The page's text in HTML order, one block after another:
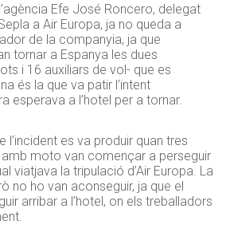
Efe José Roncero, delegat
a Air Europa, ja no queda a
de la companyia, ja que
tornar a Espanya les dues
i 16 auxiliars de vol- que es
és la que va patir l’intent
esperava a l’hotel per a tornar.
l’incident es va produir quan tres
moto van començar a perseguir
viatjava la tripulació d’Air Europa. La
no ho van aconseguir, ja que el
arribar a l’hotel, on els treballadors